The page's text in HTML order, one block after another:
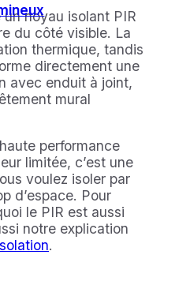
noyau isolant PIR
du côté visible. La
thermique, tandis
directement une
avec enduit à joint,
mural
performance
limitée, c’est une
voulez isoler par
d’espace. Pour
le PIR est aussi
notre explication
.